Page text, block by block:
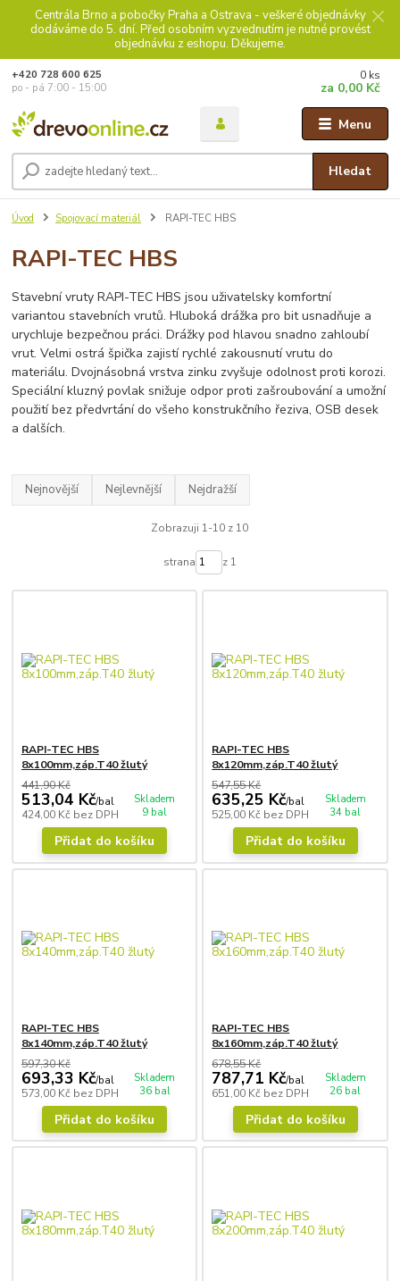
Centrála Brno a pobočky Praha a Ostrava - veškeré objednávky
dodáváme do 5. dní. Před osobním vyzvednutím je nutné provést
objednávku z eshopu. Děkujeme.
Menu
Hledat
+420 728 600 625
po - pá 7:00 - 15:00
0 ks
za 0,00 Kč
Úvod Spojovací materiál RAPI-TEC HBS
RAPI-TEC HBS
Stavební vruty RAPI-TEC HBS jsou uživatelsky komfortní
variantou stavebních vrutů. Hluboká drážka pro bit usnadňuje a
urychluje bezpečnou práci. Drážky pod hlavou snadno zahloubí
vrut. Velmi ostrá špička zajistí rychlé zakousnutí vrutu do
materiálu. Dvojnásobná vrstva zinku zvyšuje odolnost proti korozi.
Speciální kluzný povlak snižuje odpor proti zašroubování a umožní
použití bez předvrtání do všeho konstrukčního řeziva, OSB desek
a dalších.
Nejnovější Nejlevnější Nejdražší
Zobrazuji 1-10 z 10
strana z 1
RAPI-TEC HBS
8x100mm,záp.T40 žlutý
441,90 Kč
513,04 Kč/bal
424,00 Kč bez DPH
Skladem
9 bal
Přidat do košíku
RAPI-TEC HBS
8x120mm,záp.T40 žlutý
547,55 Kč
635,25 Kč/bal
525,00 Kč bez DPH
Skladem
34 bal
Přidat do košíku
RAPI-TEC HBS
8x140mm,záp.T40 žlutý
597,30 Kč
693,33 Kč/bal
573,00 Kč bez DPH
Skladem
36 bal
Přidat do košíku
RAPI-TEC HBS
8x160mm,záp.T40 žlutý
678,55 Kč
787,71 Kč/bal
651,00 Kč bez DPH
Skladem
26 bal
Přidat do košíku